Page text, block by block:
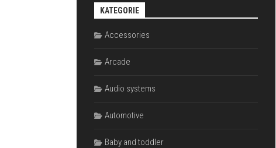
KATEGORIE
Accessories
Arcade
Audio systems
Automotive
Baby and toddler